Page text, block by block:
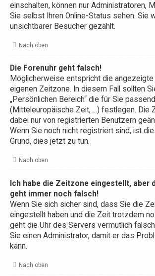
einschalten, können nur Administratoren,
Sie selbst Ihren Online-Status sehen. Sie
unsichtbarer Besucher gezählt.
Nach oben
Die Forenuhr geht falsch!
Möglicherweise entspricht die
eigenen Zeitzone. In diesem Fall sollten
„Persönlichen Bereich“ die für Sie
(Mitteleuropäische Zeit, ...) festlegen. Die
dabei nur von registrierten Benutzern
Wenn Sie noch nicht registriert sind, ist
Grund, dies jetzt zu tun.
Nach oben
Ich habe die Zeitzone eingestellt, aber
geht immer noch falsch!
Wenn Sie sich sicher sind, dass Sie die
eingestellt haben und die Zeit trotzdem
geht die Uhr des Servers vermutlich
Sie einen Administrator, damit er das
kann.
Nach oben